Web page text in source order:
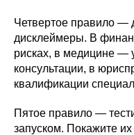
Четвертое правило —
дисклеймеры. В
рисках, в медицине —
консультации, в
квалификации
Пятое правило —
запуском. Покажите